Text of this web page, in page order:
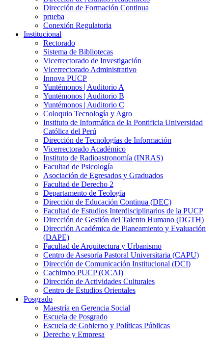
Dirección de Formación Continua
prueba
Conexión Regulatoria
Institucional
Rectorado
Sistema de Bibliotecas
Vicerrectorado de Investigación
Vicerrectorado Administrativo
Innova PUCP
Yuntémonos | Auditorio A
Yuntémonos | Auditorio B
Yuntémonos | Auditorio C
Coloquio Tecnología y Agro
Instituto de Informática de la Pontificia Universidad
Católica del Perú
Dirección de Tecnologías de Información
Vicerrectorado Académico
Instituto de Radioastronomía (INRAS)
Facultad de Psicología
Asociación de Egresados y Graduados
Facultad de Derecho 2
Departamento de Teología
Dirección de Educación Continua (DEC)
Facultad de Estudios Interdisciplinarios de la PUCP
Dirección de Gestión del Talento Humano (DGTH)
Dirección Académica de Planeamiento y Evaluación
(DAPE)
Facultad de Arquitectura y Urbanismo
Centro de Asesoría Pastoral Universitaria (CAPU)
Dirección de Comunicación Institucional (DCI)
Cachimbo PUCP (OCAI)
Dirección de Actividades Culturales
Centro de Estudios Orientales
Posgrado
Maestría en Gerencia Social
Escuela de Posgrado
Escuela de Gobierno y Políticas Públicas
Derecho y Empresa